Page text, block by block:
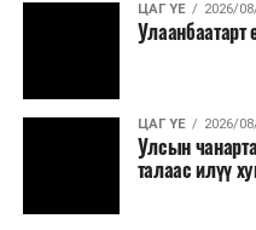
ЦАГ ҮЕ 2026/
ЦАГ ҮЕ 2026/
Улсын
талаас илүү